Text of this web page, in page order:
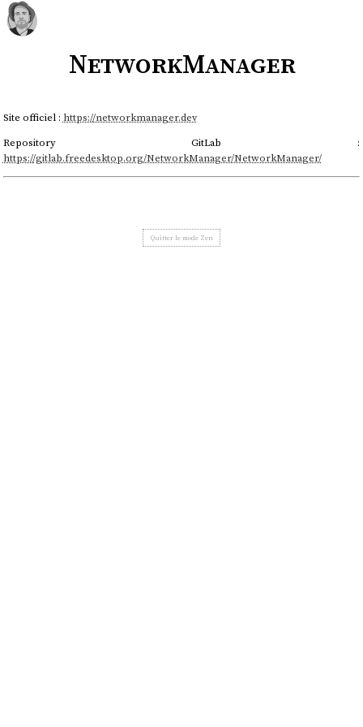
NetworkManager
Site officiel : https://networkmanager.dev
Repository GitLab :
https://gitlab.freedesktop.org/NetworkManager/NetworkManager/
Quitter le mode Zen